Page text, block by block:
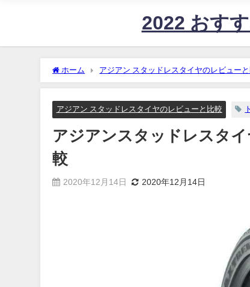
2022 おす
ホーム アジアン スタッドレスタイヤのレビュー
アジアン スタッドレスタイヤのレビューと比較
アジアンスタッドレスタ
較
2020年12月14日 2020年12月14日